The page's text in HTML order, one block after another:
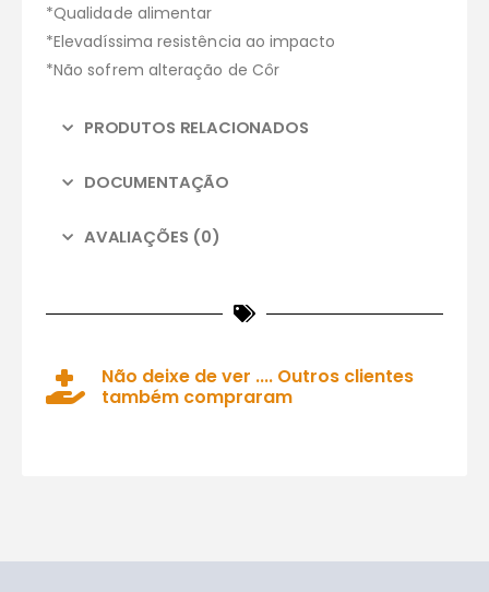
*Qualidade alimentar
*Elevadíssima resistência ao impacto
*Não sofrem alteração de Côr
PRODUTOS RELACIONADOS
DOCUMENTAÇÃO
AVALIAÇÕES (0)
Não deixe de ver .... Outros clientes
também compraram